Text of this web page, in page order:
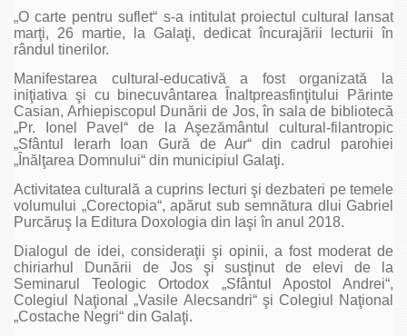
„O carte pentru suflet“ s-a intitulat proiectul cultural lansat
marţi, 26 martie, la Galaţi, dedicat încurajării lecturii în
rândul tinerilor.
Manifestarea cultural-educativă a fost organizată la
iniţiativa şi cu binecuvântarea Înaltpreasfinţitului Părinte
Casian, Arhiepiscopul Dunării de Jos, în sala de bibliotecă
„Pr. Ionel Pavel“ de la Aşezământul cultural-filantropic
„Sfântul Ierarh Ioan Gură de Aur“ din cadrul parohiei
„Înălţarea Domnului“ din municipiul Galaţi.
Activitatea culturală a cuprins lecturi şi dezbateri pe temele
volumului „Corectopia“, apărut sub semnătura dlui Gabriel
Purcăruş la Editura Doxologia din Iaşi în anul 2018.
Dialogul de idei, consideraţii şi opinii, a fost moderat de
chiriarhul Dunării de Jos şi susţinut de elevi de la
Seminarul Teologic Ortodox „Sfântul Apostol Andrei“,
Colegiul Naţional „Vasile Alecsandri“ şi Colegiul Naţional
„Costache Negri“ din Galaţi.